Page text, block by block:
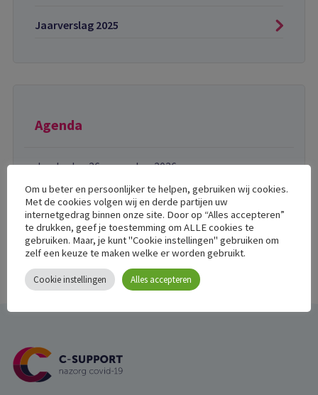
Jaarverslag 2025
Agenda
donderdag 26 november 2026
Gratis training over post-COVID voor WMO-
consulenten
Om u beter en persoonlijker te helpen, gebruiken wij cookies.
Met de cookies volgen wij en derde partijen uw
internetgedrag binnen onze site. Door op “Alles accepteren”
te drukken, geef je toestemming om ALLE cookies te
gebruiken. Maar, je kunt "Cookie instellingen" gebruiken om
zelf een keuze te maken welke er worden gebruikt.
Cookie instellingen Alles accepteren